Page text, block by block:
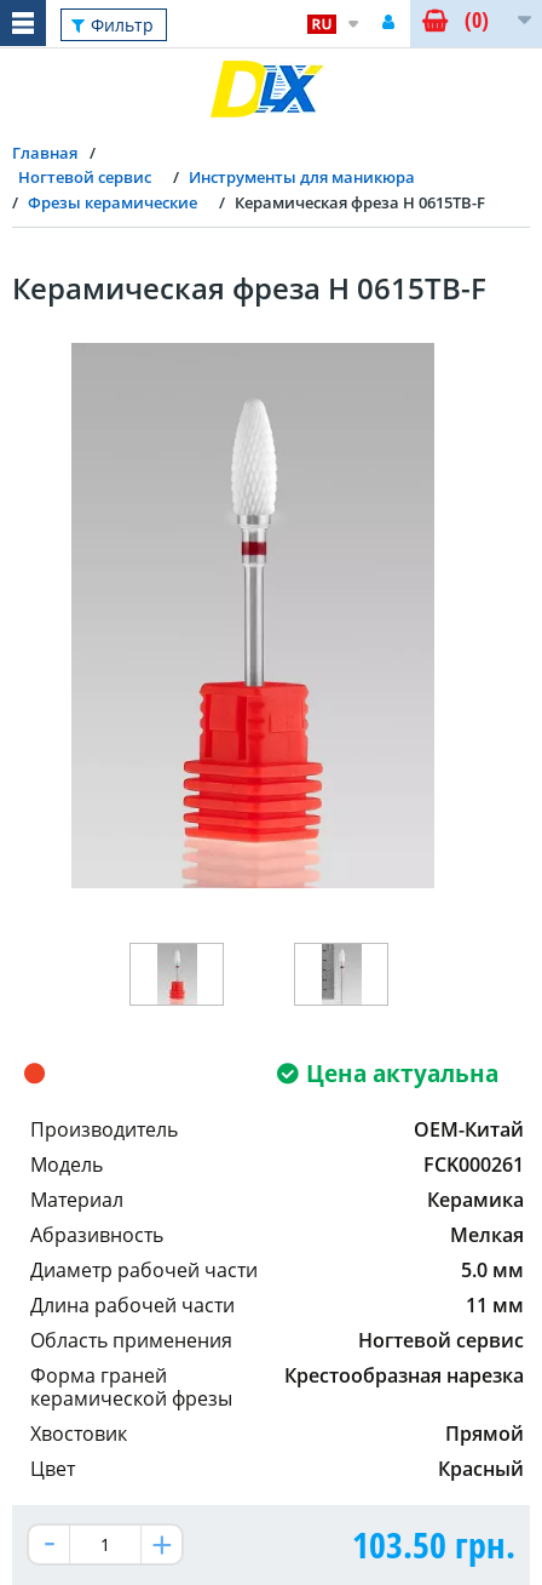
Фильтр (0)
Главная
Ногтевой сервис
Инструменты для маникюра
Фрезы керамические
Керамическая фреза Н 0615ТВ-F
Керамическая фреза Н 0615ТВ-F
Цена актуальна
Производитель
OEM-Китай
Модель
FCK000261
Материал
Керамика
Абразивность
Мелкая
Диаметр рабочей части
5.0 мм
Длина рабочей части
11 мм
Область применения
Ногтевой сервис
Форма граней
керамической фрезы
Крестообразная нарезка
Хвостовик
Прямой
Цвет
Красный
103.50 грн.